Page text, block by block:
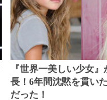
『世界一美しい少女
長！6年間沈黙を貫い
だった！